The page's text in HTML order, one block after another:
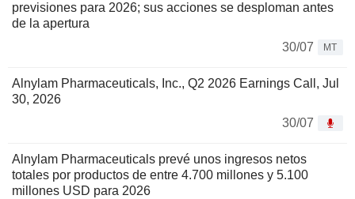
previsiones para 2026; sus acciones se desploman antes
de la apertura
30/07
MT
Alnylam Pharmaceuticals, Inc., Q2 2026 Earnings Call, Jul
30, 2026
30/07
Alnylam Pharmaceuticals prevé unos ingresos netos
totales por productos de entre 4.700 millones y 5.100
millones USD para 2026